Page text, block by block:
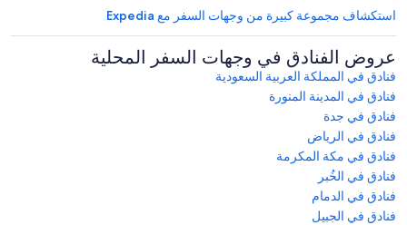
استكشاف مجموعة كبيرة من وجهات السفر مع Expedia
عروض الفنادق في وجهات السفر المحلية
فنادق في المملكة العربية السعودية
فنادق في المدينة المنورة
فنادق في جدة
فنادق في الرياض
فنادق في مكة المكرمة
فنادق في الخُبر
فنادق في الدمام
فنادق في الجبيل